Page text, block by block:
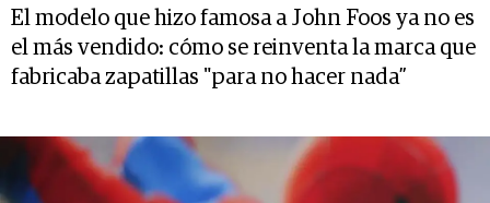
El modelo que hizo famosa a John Foos ya no es
el más vendido: cómo se reinventa la marca que
fabricaba zapatillas "para no hacer nada”